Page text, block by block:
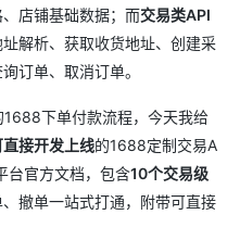
店铺基础数据；而交易类API
解析、获取收货地址、创建采
订单、取消订单。
下单付款流程，今天我给
接开发上线的1688定制交易A
台官方文档，包含10个交易级
撤单一站式打通，附带可直接